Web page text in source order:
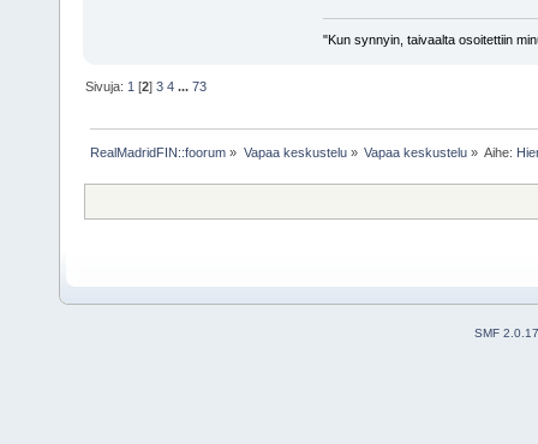
"Kun synnyin, taivaalta osoitettiin
Sivuja: 1 [2]3 4 ...73
RealMadridFIN::foorum » Vapaa keskustelu» Vapaa keskustelu» Aihe:
SMF 2.0.17